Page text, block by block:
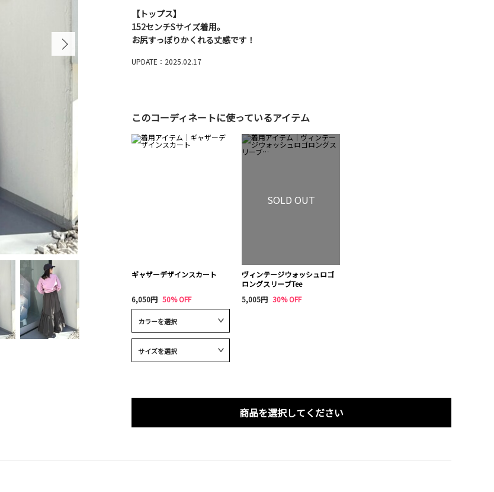
【トップス】
152センチSサイズ着用。
お尻すっぽりかくれる丈感です！
UPDATE：2025.02.17
このコーディネートに使っているアイテム
ギャザーデザインスカート
6,050円 50% OFF
SOLD OUT
ヴィンテージウォッシュロゴ
ロングスリーブTee
5,005円 30% OFF
商品を選択してください